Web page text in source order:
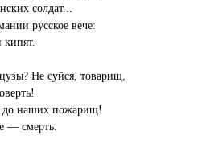
солдат...
русское вече:
Не суйся, товарищ,
до наших пожарищ!
— смерть.